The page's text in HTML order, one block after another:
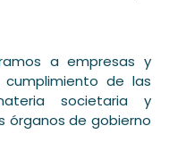
a empresas y
de las
societaria y
órganos de gobierno